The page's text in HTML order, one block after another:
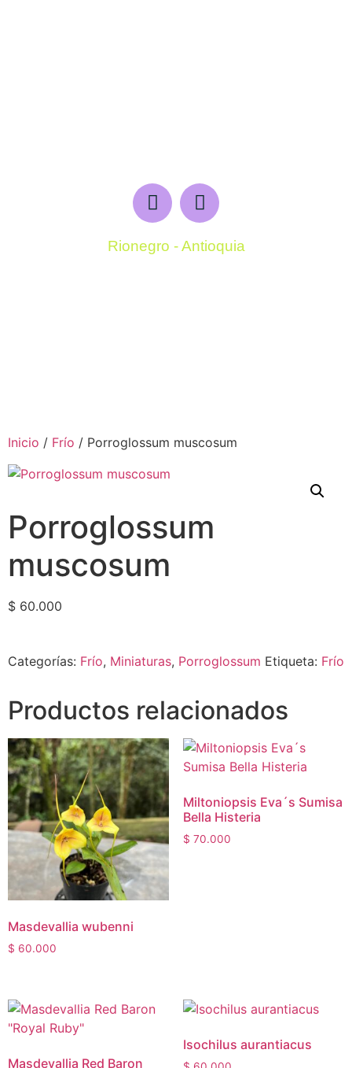
Rionegro - Antioquia
Inicio / Frío / Porroglossum muscosum
Porroglossum
muscosum
$ 60.000
Categorías: Frío, Miniaturas, Porroglossum Etiqueta: Frío
Productos relacionados
Masdevallia wubenni
$ 60.000
Miltoniopsis Eva´s Sumisa
Bella Histeria
$ 70.000
Masdevallia Red Baron
Isochilus aurantiacus